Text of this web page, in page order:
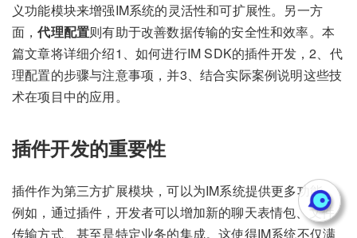
义功能模块来增强IM系统的灵活性和可扩展性。另一方
面，代理配置则有助于改善数据传输的安全性和效率。本
篇文章将详细介绍1、如何进行IM SDK的插件开发，2、代
理配置的步骤与注意事项，并3、结合实际案例说明这些技
术在项目中的应用。
插件开发的重要性
插件作为第三方扩展模块，可以为IM系统提供更多功能。
例如，通过插件，开发者可以增加新的聊天表情包、文件
传输方式、甚至是特定业务的集成。这使得IM系统不仅满